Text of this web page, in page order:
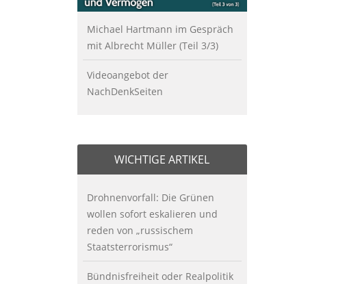
Michael Hartmann im Gespräch
mit Albrecht Müller (Teil 3/3)
Videoangebot der
NachDenkSeiten
WICHTIGE ARTIKEL
Drohnenvorfall: Die Grünen
wollen sofort eskalieren und
reden von „russischem
Staatsterrorismus“
Bündnisfreiheit oder Realpolitik